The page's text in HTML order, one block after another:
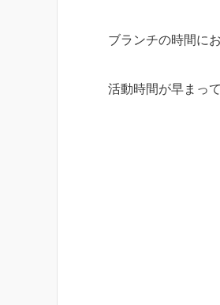
ブランチの時間に
活動時間が早まっ